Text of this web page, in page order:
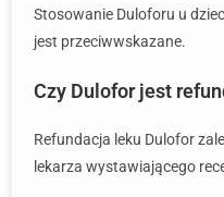
Stosowanie Duloforu u
jest przeciwwskazane.
Czy Dulofor jest
Refundacja leku Dulofor
lekarza wystawiającego